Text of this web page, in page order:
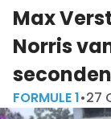
Max
Norris
FORMULE 1•27